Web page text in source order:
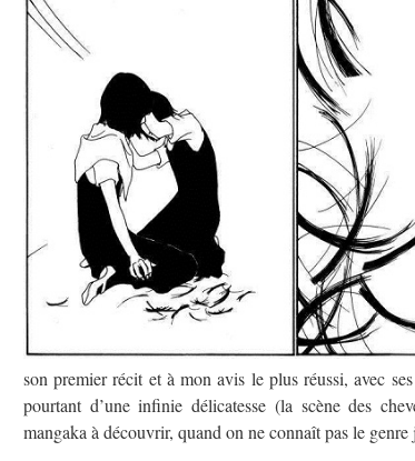
son premier récit et à mon avis le plus réussi, avec
pourtant d’une infinie délicatesse (la scène des
mangaka à découvrir, quand on ne connaît pas le genre